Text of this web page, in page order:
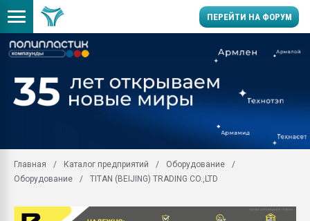
ПЕРЕЙТИ НА ФОРУМ
универсальны, что
умельцы изготовили
Продажа готового
производство SPC
29.07.2026 ФРП помог
Главная Каталог предприятий
Оборудование
Оборудование
TITAN (BEIJING) TRADING CO.,LTD